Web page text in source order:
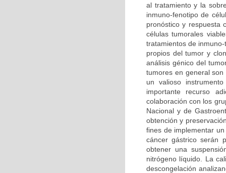
al tratamiento y la
inmuno-fenotipo de
pronóstico y respuesta
células tumorales
tratamientos de
propios del tumor y
análisis génico del
tumores en general
un valioso
importante recurso
colaboración con los
Nacional y de
obtención y
fines de implementar
cáncer gástrico serán
obtener una
nitrógeno líquido. La
descongelación